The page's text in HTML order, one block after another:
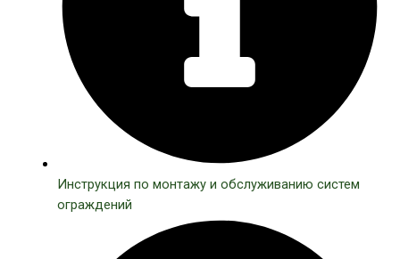
Инструкция по монтажу и обслуживанию систем
ограждений